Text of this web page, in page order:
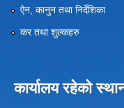
ऐन, कानुन तथा निर्देशिका
कर तथा शुल्कहरु
कार्यालय रहेको